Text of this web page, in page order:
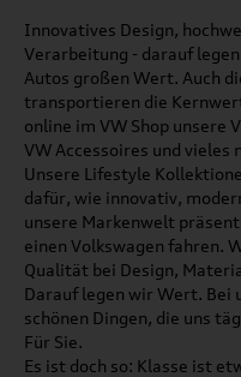
Innovatives Design,
Verarbeitung - darauf
Autos großen Wert. Auch
transportieren die
online im VW Shop unsere
VW Accessoires und vieles
Unsere Lifestyle
dafür, wie innovativ,
unsere Markenwelt
einen Volkswagen fahren.
Qualität bei Design,
Darauf legen wir Wert. Bei
schönen Dingen, die uns
Für Sie.
Es ist doch so: Klasse ist